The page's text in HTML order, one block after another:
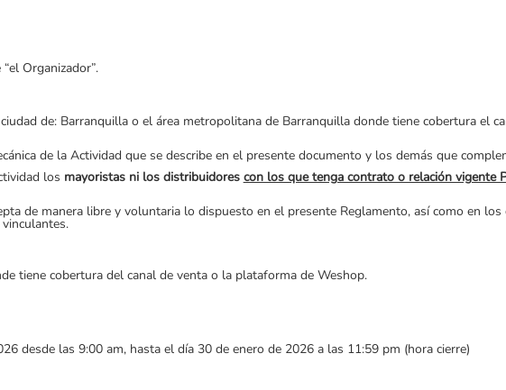
Organizador”.
de: Barranquilla o el área metropolitana de Barranquilla donde tiene cobertura el
de la Actividad que se describe en el presente documento y los demás que
los mayoristas ni los distribuidores con los que tenga contrato o relación vigente
de manera libre y voluntaria lo dispuesto en el presente Reglamento, así como en
tiene cobertura del canal de venta o la plataforma de Weshop.
desde las 9:00 am, hasta el día 30 de enero de 2026 a las 11:59 pm (hora cierre)